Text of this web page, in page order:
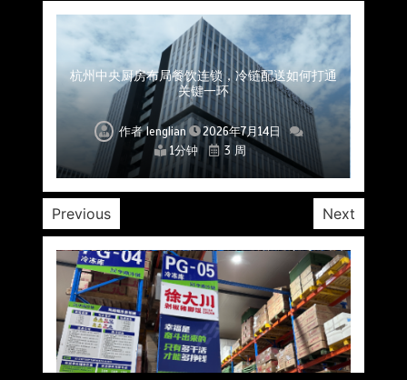
上海餐饮连锁加速，冷链配送如何破解冻品食材
流通难题？
作者lenglian
2026年7月14日
1分钟
3 周
杭州中央厨房布局餐饮连锁，冷链配送如何打通
关键一环
作者lenglian
2026年7月14日
1分钟
3 周
北京餐饮企业如何选择冷链公司？
作者lenglian
2026年7月14日
1分钟
3 周
深圳冷链物流如何护航餐饮连锁？冻品食材流通
全解析
作者lenglian
2026年7月14日
1分钟
3 周
北京餐饮仓配一体化的核心价值与落地实践解析
作者lenglian
2026年7月14日
1分钟
3 周
武汉冻品配送三要素：控温、时效、低成本如何
兼得？
作者lenglian
2026年7月14日
1分钟
3 周
重庆冷链布局解冻食材运输密码，餐饮连锁如何
稳控品质？
作者lenglian
2026年7月14日
1分钟
3 周
Previous Next